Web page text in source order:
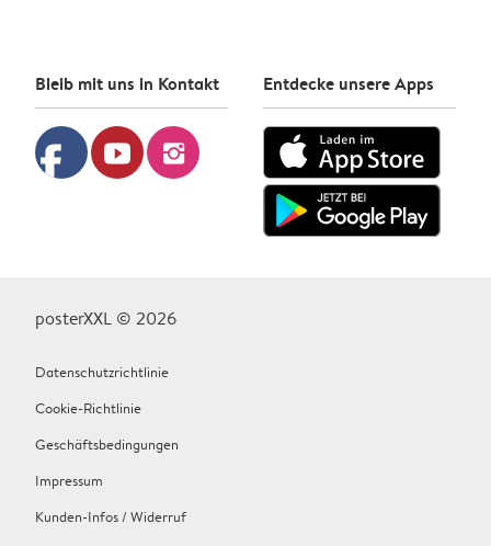
Bleib mit uns in Kontakt
facebook youtube instagram
Entdecke unsere Apps
posterXXL © 2026
Datenschutzrichtlinie
Cookie-Richtlinie
Geschäftsbedingungen
Impressum
Kunden-Infos / Widerruf